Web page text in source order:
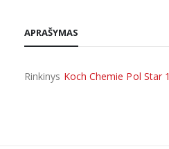
APRAŠYMAS
Rinkinys Koch Chemie Pol Star